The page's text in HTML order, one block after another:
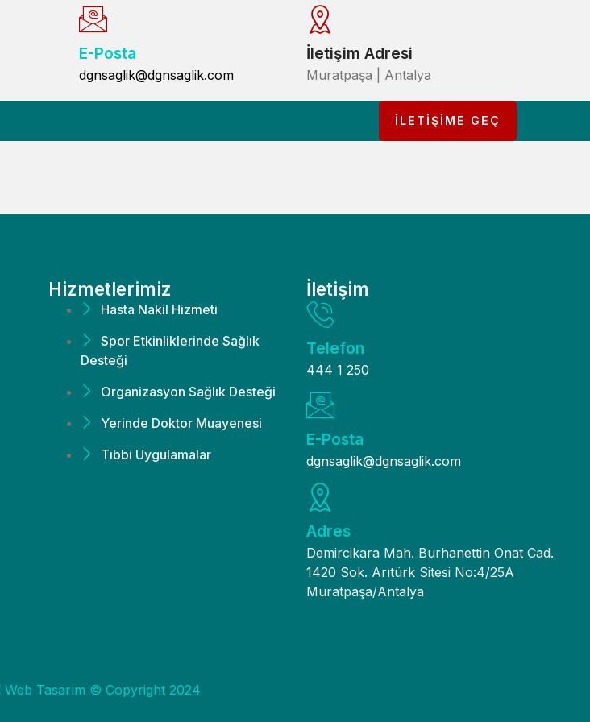
E-Posta
dgnsaglik@dgnsaglik.com
İletişim Adresi
Muratpaşa | Antalya
İLETİŞİME GEÇ
Hizmetlerimiz
Hasta Nakil Hizmeti
Spor Etkinliklerinde Sağlık
Desteği
Organizasyon Sağlık Desteği
Yerinde Doktor Muayenesi
Tıbbi Uygulamalar
İletişim
Telefon
444 1 250
E-Posta
dgnsaglik@dgnsaglik.com
Adres
Demircikara Mah. Burhanettin Onat Cad.
1420 Sok. Arıtürk Sitesi No:4/25A
Muratpaşa/Antalya
Tasarım © Copyright 2024